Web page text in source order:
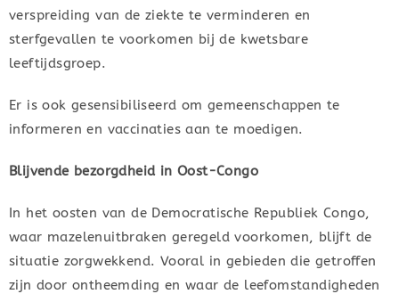
verspreiding van de ziekte te verminderen en
sterfgevallen te voorkomen bij de kwetsbare
leeftijdsgroep.
Er is ook gesensibiliseerd om gemeenschappen te
informeren en vaccinaties aan te moedigen.
Blijvende bezorgdheid in Oost-Congo
In het oosten van de Democratische Republiek Congo,
waar mazelenuitbraken geregeld voorkomen, blijft de
situatie zorgwekkend. Vooral in gebieden die getroffen
zijn door ontheemding en waar de leefomstandigheden